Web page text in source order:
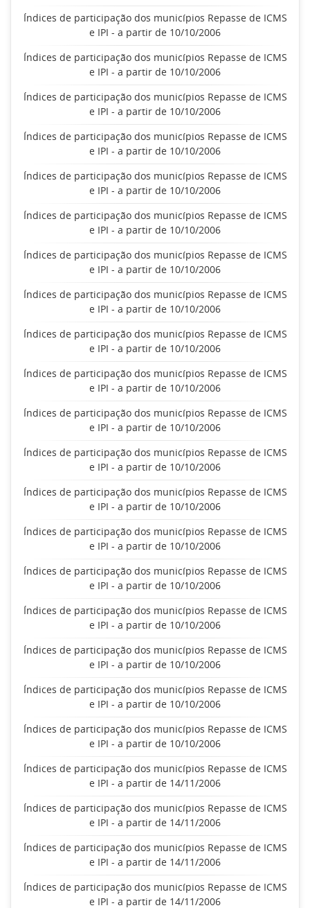
Índices de participação dos municípios Repasse de ICMS
e IPI - a partir de 10/10/2006
Índices de participação dos municípios Repasse de ICMS
e IPI - a partir de 10/10/2006
Índices de participação dos municípios Repasse de ICMS
e IPI - a partir de 10/10/2006
Índices de participação dos municípios Repasse de ICMS
e IPI - a partir de 10/10/2006
Índices de participação dos municípios Repasse de ICMS
e IPI - a partir de 10/10/2006
Índices de participação dos municípios Repasse de ICMS
e IPI - a partir de 10/10/2006
Índices de participação dos municípios Repasse de ICMS
e IPI - a partir de 10/10/2006
Índices de participação dos municípios Repasse de ICMS
e IPI - a partir de 10/10/2006
Índices de participação dos municípios Repasse de ICMS
e IPI - a partir de 10/10/2006
Índices de participação dos municípios Repasse de ICMS
e IPI - a partir de 10/10/2006
Índices de participação dos municípios Repasse de ICMS
e IPI - a partir de 10/10/2006
Índices de participação dos municípios Repasse de ICMS
e IPI - a partir de 10/10/2006
Índices de participação dos municípios Repasse de ICMS
e IPI - a partir de 10/10/2006
Índices de participação dos municípios Repasse de ICMS
e IPI - a partir de 10/10/2006
Índices de participação dos municípios Repasse de ICMS
e IPI - a partir de 10/10/2006
Índices de participação dos municípios Repasse de ICMS
e IPI - a partir de 10/10/2006
Índices de participação dos municípios Repasse de ICMS
e IPI - a partir de 10/10/2006
Índices de participação dos municípios Repasse de ICMS
e IPI - a partir de 10/10/2006
Índices de participação dos municípios Repasse de ICMS
e IPI - a partir de 10/10/2006
Índices de participação dos municípios Repasse de ICMS
e IPI - a partir de 14/11/2006
Índices de participação dos municípios Repasse de ICMS
e IPI - a partir de 14/11/2006
Índices de participação dos municípios Repasse de ICMS
e IPI - a partir de 14/11/2006
Índices de participação dos municípios Repasse de ICMS
e IPI - a partir de 14/11/2006